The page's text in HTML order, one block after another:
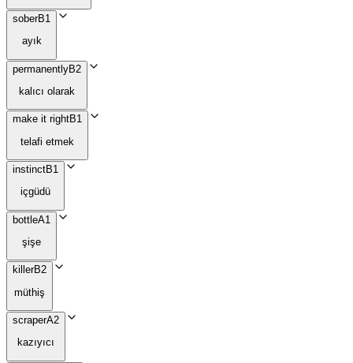
soberB1
ayık
permanentlyB2
kalıcı olarak
make it rightB1
telafi etmek
instinctB1
içgüdü
bottleA1
şişe
killerB2
müthiş
scraperA2
kazıyıcı